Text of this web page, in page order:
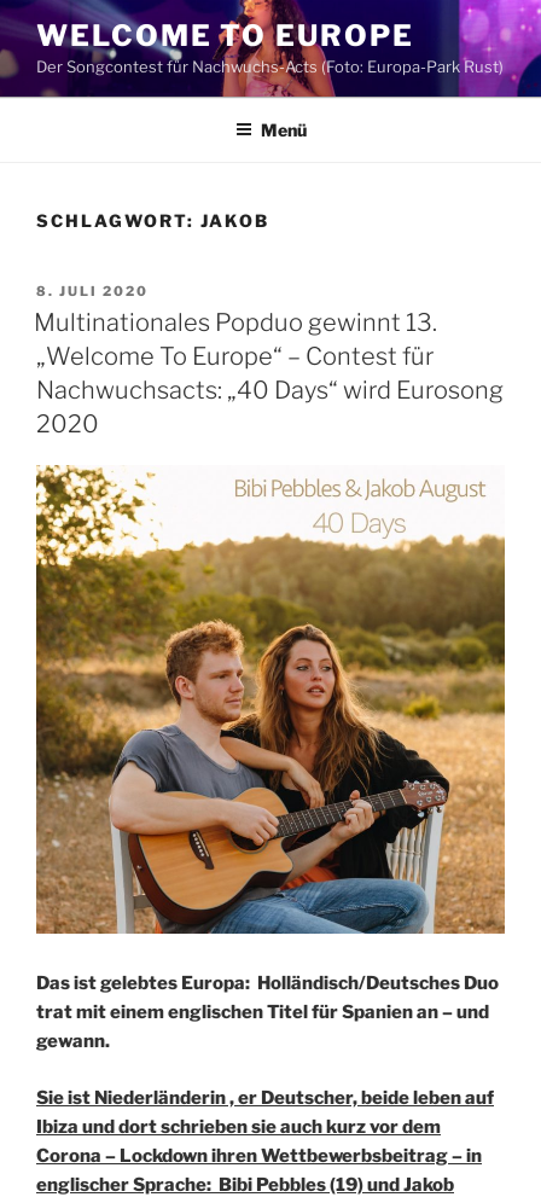
Zum
Inhalt
springen
WELCOME TO EUROPE
Der Songcontest für Nachwuchs-Acts (Foto: Europa-Park Rust)
Menü
SCHLAGWORT: JAKOB
VERÖFFENTLICHT
AM
8. JULI 2020
Multinationales Popduo gewinnt 13.
„Welcome To Europe“ – Contest für
Nachwuchsacts: „40 Days“ wird Eurosong
2020
Das ist gelebtes Europa: Holländisch/Deutsches Duo
trat mit einem englischen Titel für Spanien an – und
gewann.
Sie ist Niederländerin , er Deutscher, beide leben auf
Ibiza und dort schrieben sie auch kurz vor dem
Corona – Lockdown ihren Wettbewerbsbeitrag – in
englischer Sprache: Bibi Pebbles (19) und Jakob